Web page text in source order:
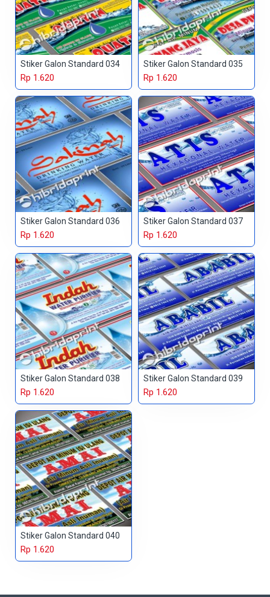
Stiker Galon Standard 034
Rp 1.620
Stiker Galon Standard 035
Rp 1.620
Stiker Galon Standard 036
Rp 1.620
Stiker Galon Standard 037
Rp 1.620
Stiker Galon Standard 038
Rp 1.620
Stiker Galon Standard 039
Rp 1.620
Stiker Galon Standard 040
Rp 1.620